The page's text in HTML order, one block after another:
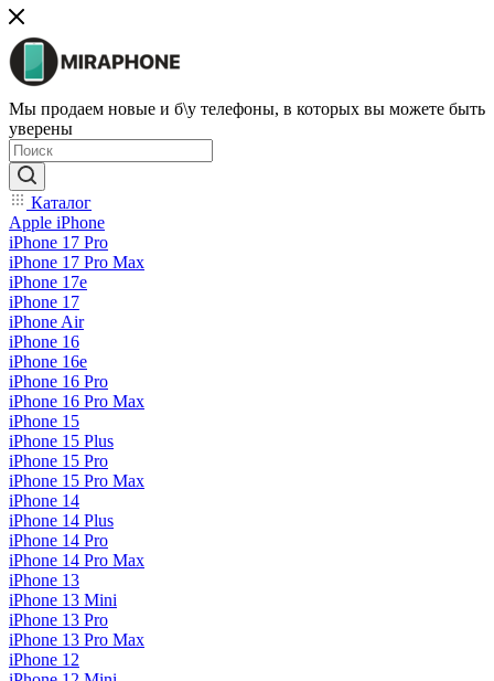
Мы продаем новые и б\у телефоны, в которых вы можете быть
уверены
Каталог
Apple iPhone
iPhone 17 Pro
iPhone 17 Pro Max
iPhone 17e
iPhone 17
iPhone Air
iPhone 16
iPhone 16e
iPhone 16 Pro
iPhone 16 Pro Max
iPhone 15
iPhone 15 Plus
iPhone 15 Pro
iPhone 15 Pro Max
iPhone 14
iPhone 14 Plus
iPhone 14 Pro
iPhone 14 Pro Max
iPhone 13
iPhone 13 Mini
iPhone 13 Pro
iPhone 13 Pro Max
iPhone 12